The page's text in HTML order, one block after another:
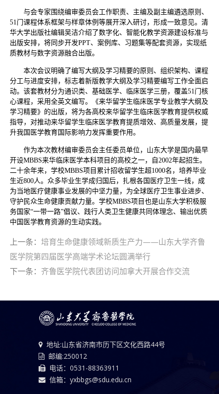
与会专家围绕编审委员会工作职责、主编及副主编遴选原则、
51门课程体系框架与样章体例等展开深入研讨，形成一致意见。清
华大学出版社编辑吴洁介绍了数字化、智能化教学资源建设标准与
出版安排，将同步开发PPT、案例库、习题集等配套资源，实现纸
质教材与数字资源融合出版。
本次会议明确了编写大纲及学习精要的原则、组织架构、课程
分工与进度安排，标志着新版教学大纲及学习精要编写工作全面启
动。该套教材分为通识类、基础医学、临床医学三册，覆盖51门核
心课程，采用全英文编写。《来华留学生临床医学专业教学大纲及
学习精要》的出版，将为各高校来华留学生临床医学教育提供权威
指导，对推动来华留学生临床医学教育提质增效、高质量发展，提
升我国医学教育国际影响力发挥重要作用。
作为本次教材编审委员会主任委员单位，山东大学是国内最早
开设MBBS来华临床医学本科项目的高校之一，自2002年起招生。
二十余年来，学校MBBS项目累计招收留学生超1000名，培养毕业
生近800人。众多毕业生学成归国后，扎根各国医疗卫生一线，成
为当地医疗健康事业发展的中坚力量，为全球医疗卫生事业进步、
守护民众生命健康贡献力量。学校MBBS项目也是山东大学积极服
务国家“一带一路”倡议、践行人类卫生健康共同体理念、输出优质
中国医学教育资源的生动实践。
上一条： 培育生命健康领域新质生产力——山东大学齐鲁
医学院第四届医学高端学术论坛圆满举行
下一条： 齐鲁医学院代表团访问加拿大开展合作交流
地址:山东省济南市历下区文化西路44号
邮编:250012
电话：0531-88363911
信箱：yxbbgs@sdu.edu.cn